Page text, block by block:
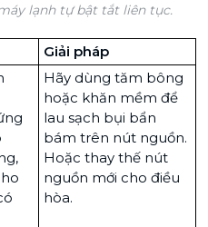
lạnh tự bật tắt liên tục.
Giải pháp
Hãy dùng tăm bông
hoặc khăn mềm để
lau sạch bụi bẩn
bám trên nút nguồn.
Hoặc thay thế nút
nguồn mới cho điều
hòa.